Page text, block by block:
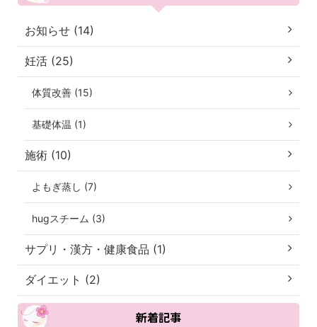
お知らせ (14)
妊活 (25)
体質改善 (15)
基礎体温 (1)
施術 (10)
よもぎ蒸し (7)
hugスチーム (3)
サプリ・漢方・健康食品 (1)
ダイエット (2)
新着記事